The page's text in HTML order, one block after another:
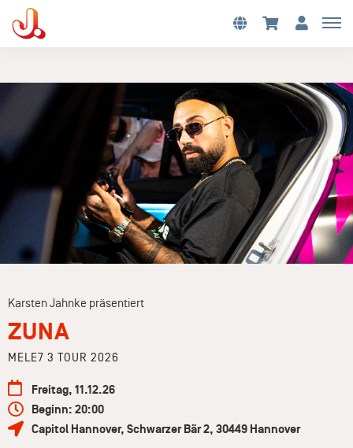
Karsten Jahnke präsentiert
ZUNA
MELE7 3 TOUR 2026
Freitag, 11.12.26
Beginn: 20:00
Capitol Hannover, Schwarzer Bär 2, 30449 Hannover